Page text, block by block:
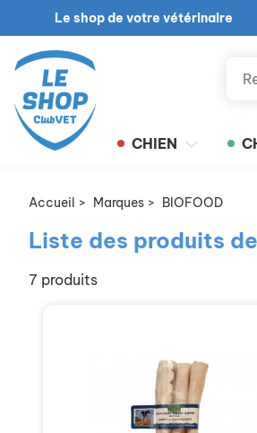
Le shop de votre vétérinaire
CHIEN
Accueil > Marques > BIOFOOD
Liste des produits
7 produits